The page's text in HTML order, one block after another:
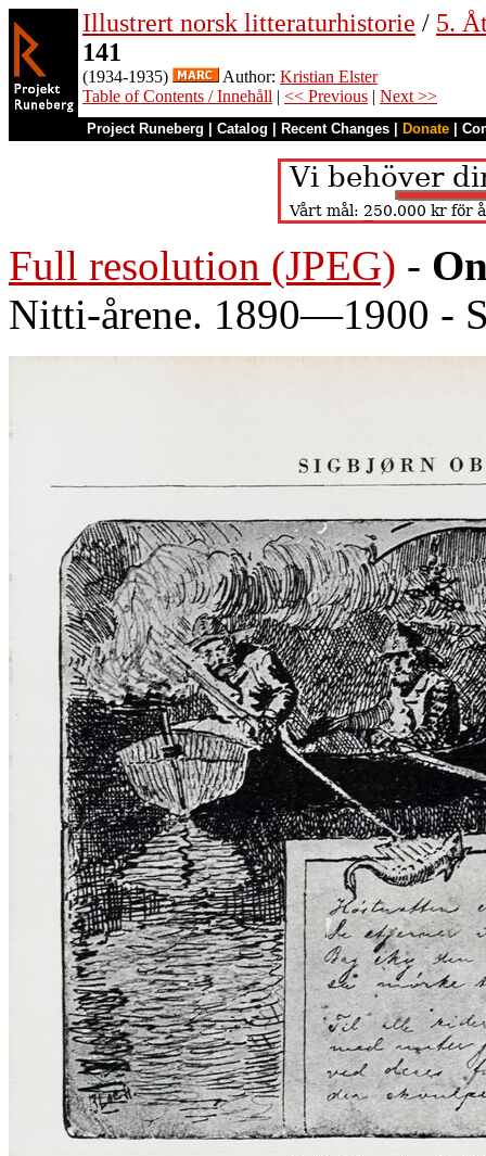
Illustrert norsk litteraturhistorie / 5.
141
(1934-1935) Author: Kristian Elster
Table of Contents / Innehåll | << Previous | Next >>
Project Runeberg Catalog Recent Changes Donate
Full resolution (JPEG) -
Nitti-årene. 1890—1900 -